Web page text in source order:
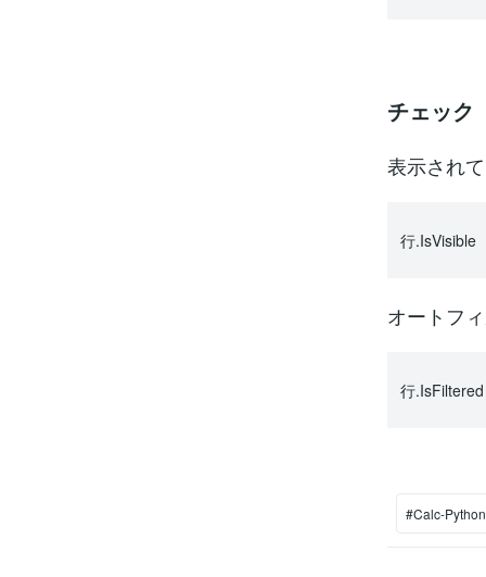
チェック
表示され
行.IsVisible
オートフ
行.IsFiltered
#Calc-Python